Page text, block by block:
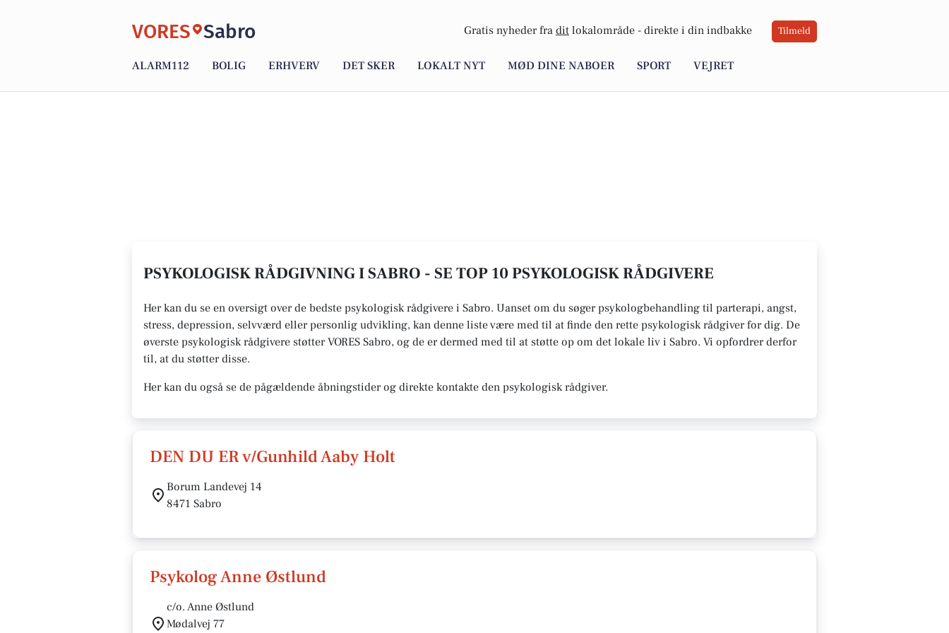
VORES Sabro Gratis nyheder fra dit lokalområde - direkte i din indbakke Tilmeld
ALARM112 BOLIG ERHVERV DET SKER LOKALT NYT MØD DINE NABOER SPORT VEJRET
PSYKOLOGISK RÅDGIVNING I SABRO - SE TOP 10 PSYKOLOGISK RÅDGIVERE
Her kan du se en oversigt over de bedste psykologisk rådgivere i Sabro. Uanset om du søger psykologbehandling til parterapi, angst,
stress, depression, selvværd eller personlig udvikling, kan denne liste være med til at finde den rette psykologisk rådgiver for dig. De
øverste psykologisk rådgivere støtter VORES Sabro, og de er dermed med til at støtte op om det lokale liv i Sabro. Vi opfordrer derfor
til, at du støtter disse.
Her kan du også se de pågældende åbningstider og direkte kontakte den psykologisk rådgiver.
DEN DU ER v/Gunhild Aaby Holt
Borum Landevej 14
8471 Sabro
Psykolog Anne Østlund
c/o. Anne Østlund
Mødalvej 77